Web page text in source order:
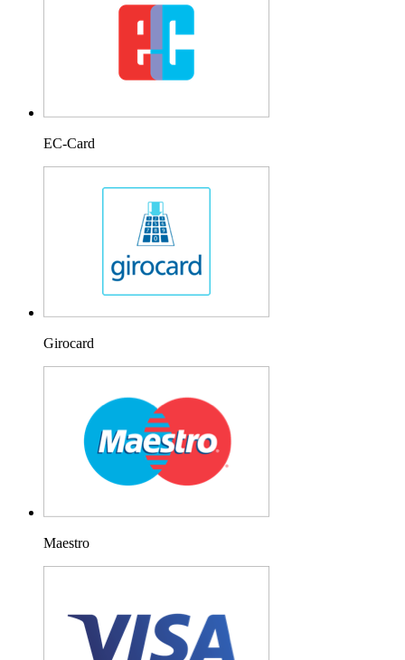
EC-Card
Girocard
Maestro